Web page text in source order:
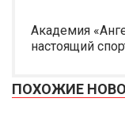
Академия
настоящий
ПОХОЖИЕ